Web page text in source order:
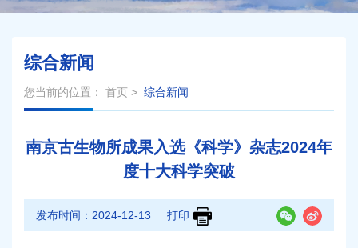
综合新闻
您当前的位置： 首页 > 综合新闻
南京古生物所成果入选《科学》杂志2024年
度十大科学突破
发布时间： 2024-12-13 打印